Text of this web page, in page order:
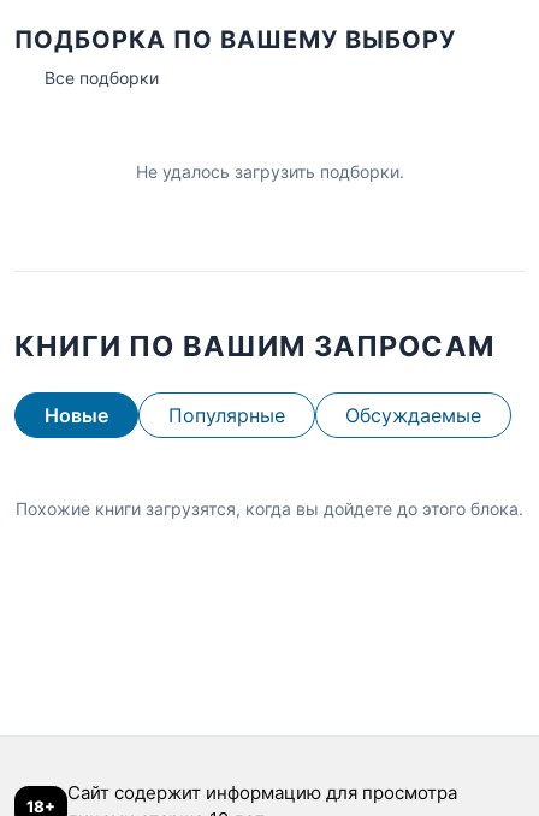
ПОДБОРКА ПО ВАШЕМУ ВЫБОРУ
Все подборки
Не удалось загрузить подборки.
КНИГИ ПО ВАШИМ ЗАПРОСАМ
Новые Популярные Обсуждаемые
Похожие книги загрузятся, когда вы дойдете до этого блока.
18+
Сайт содержит информацию для просмотра